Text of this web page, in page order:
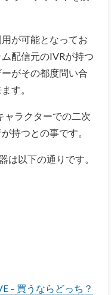
が可能となってお
配信元のIVRが持つ
がその都度問い合
す。
ャラクターでの二次
持つとの事です。
は以下の通りです。
– 買うならどっち？